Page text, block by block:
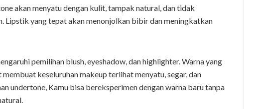
akan menyatu dengan kulit, tampak natural, dan tidak
Lipstik yang tepat akan menonjolkan bibir dan meningkatkan
pemilihan blush, eyeshadow, dan highlighter. Warna yang
keseluruhan makeup terlihat menyatu, segar, dan
undertone, Kamu bisa bereksperimen dengan warna baru tanpa